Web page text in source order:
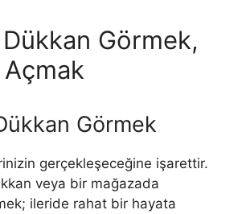
Görmek,
Görmek
gerçekleşeceğine işarettir.
veya bir mağazada
ileride rahat bir hayata